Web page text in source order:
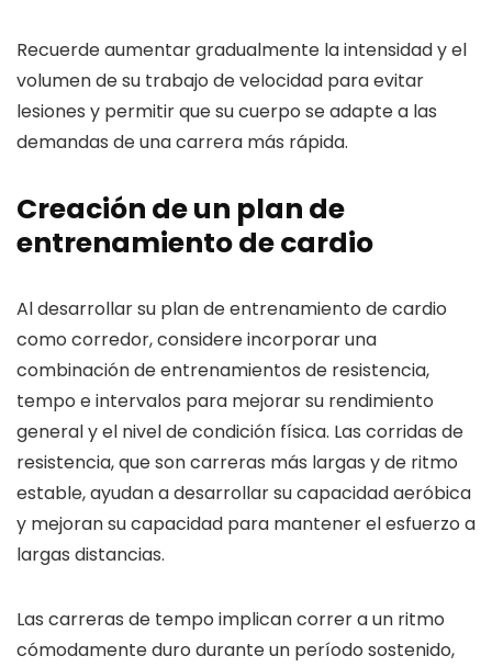
Recuerde aumentar gradualmente la intensidad y el
volumen de su trabajo de velocidad para evitar
lesiones y permitir que su cuerpo se adapte a las
demandas de una carrera más rápida.
Creación de un plan de
entrenamiento de cardio
Al desarrollar su plan de entrenamiento de cardio
como corredor, considere incorporar una
combinación de entrenamientos de resistencia,
tempo e intervalos para mejorar su rendimiento
general y el nivel de condición física. Las corridas de
resistencia, que son carreras más largas y de ritmo
estable, ayudan a desarrollar su capacidad aeróbica
y mejoran su capacidad para mantener el esfuerzo a
largas distancias.
Las carreras de tempo implican correr a un ritmo
cómodamente duro durante un período sostenido,